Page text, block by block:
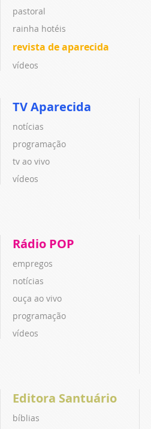
pastoral
rainha hotéis
revista de aparecida
vídeos
TV Aparecida
notícias
programação
tv ao vivo
vídeos
Rádio POP
empregos
notícias
ouça ao vivo
programação
vídeos
Editora Santuário
bíblias